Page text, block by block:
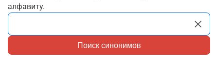
алфавиту.
Поиск синонимов